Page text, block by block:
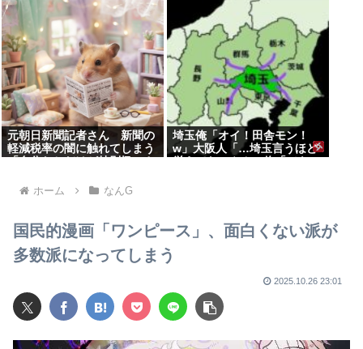
入、ハサミを入れて感触を楽
しむ
元朝日新聞記者さん 新聞の
軽減税率の闇に触れてしまう
「自分たちだけが特別扱いさ
い」
埼玉俺「オイ！田舎モン！
w」大阪人「…埼玉言うほど
栄えてないやん」俺「でも、
ホーム
なんG
国民的漫画「ワンピース」、面白くない派が
多数派になってしまう
2025.10.26 23:01